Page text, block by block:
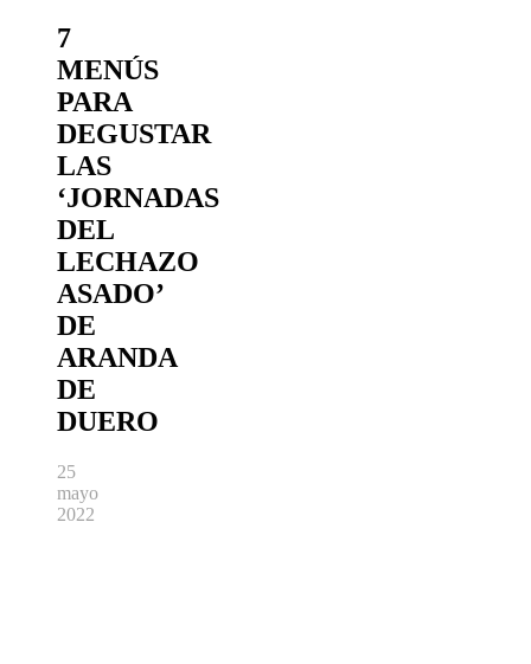
7
MENÚS
PARA
DEGUSTAR
LAS
‘JORNADAS
DEL
LECHAZO
ASADO’
DE
ARANDA
DE
DUERO
25
mayo
2022